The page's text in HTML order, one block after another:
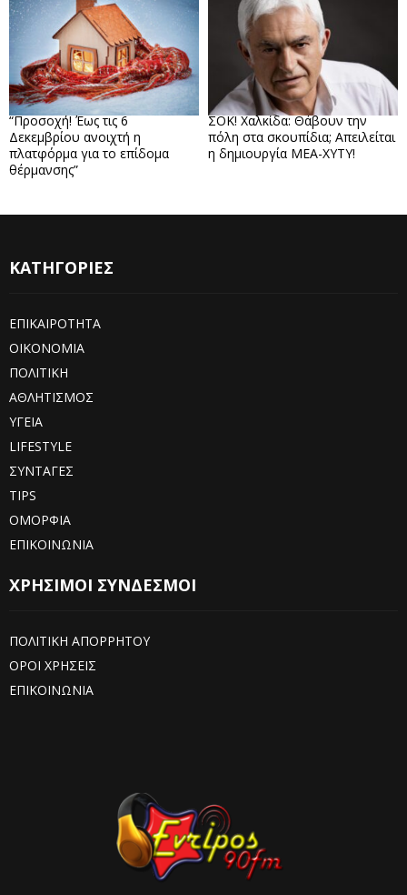
“Προσοχή! Έως τις 6
Δεκεμβρίου ανοιχτή η
πλατφόρμα για το επίδομα
θέρμανσης”
ΣΟΚ! Χαλκίδα: Θάβουν την
πόλη στα σκουπίδια; Απειλείται
η δημιουργία ΜΕΑ-ΧΥΤΥ!
ΚΑΤΗΓΟΡΙΕΣ
ΕΠΙΚΑΙΡΟΤΗΤΑ
ΟΙΚΟΝΟΜΙΑ
ΠΟΛΙΤΙΚΗ
ΑΘΛΗΤΙΣΜΟΣ
ΥΓΕΙΑ
LIFESTYLE
ΣΥΝΤΑΓΕΣ
TIPS
ΟΜΟΡΦΙΑ
ΕΠΙΚΟΙΝΩΝΙΑ
ΧΡΗΣΙΜΟΙ ΣΥΝΔΕΣΜΟΙ
ΠΟΛΙΤΙΚΗ ΑΠΟΡΡΗΤΟΥ
ΟΡΟΙ ΧΡΗΣΕΙΣ
ΕΠΙΚΟΙΝΩΝΙΑ